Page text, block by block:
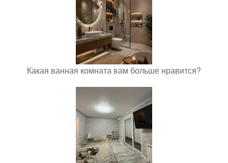
Какая ванная комната вам больше нравится?